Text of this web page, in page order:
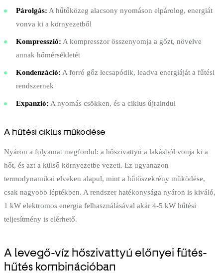
Párolgás: A hűtőközeg alacsony nyomáson elpárolog, energiát
vonva ki a környezetből
Kompresszió: A kompresszor összenyomja a gőzt, növelve
annak hőmérsékletét
Kondenzáció: A forró gőz lecsapódik, leadva energiáját a fűtési
rendszernek
Expanzió: A nyomás csökken, és a ciklus újraindul
A hűtési ciklus működése
Nyáron a folyamat megfordul: a hőszivattyú a lakásból vonja ki a
hőt, és azt a külső környezetbe vezeti. Ez ugyanazon
termodynamikai elveken alapul, mint a hűtőszekrény működése,
csak nagyobb léptékben. A rendszer hatékonysága nyáron is kiváló,
1 kW elektromos energia felhasználásával akár 4-5 kW hűtési
teljesítmény is elérhető.
A levegő-víz hőszivattyú előnyei fűtés-
hűtés kombinációban